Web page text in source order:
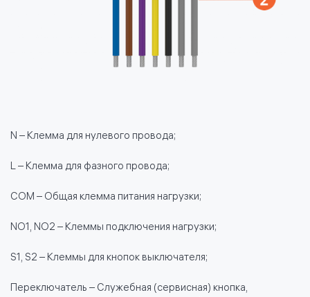
N – Клемма для нулевого провода;
L – Клемма для фазного провода;
COM – Общая клемма питания нагрузки;
NO1, NO2 – Клеммы подключения нагрузки;
S1, S2 – Клеммы для кнопок выключателя;
Переключатель – Служебная (сервисная) кнопка,